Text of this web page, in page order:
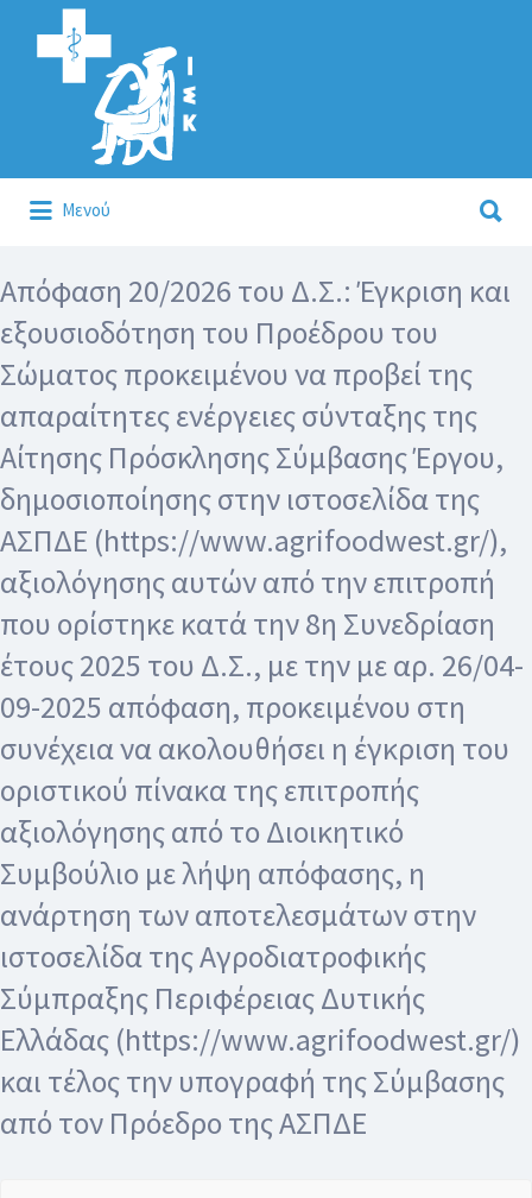
Αναζήτηση
για:
Μενού
για:
Απόφαση 20/2026 του Δ.Σ.: Έγκριση και
εξουσιοδότηση του Προέδρου του
Σώματος προκειμένου να προβεί της
απαραίτητες ενέργειες σύνταξης της
Αίτησης Πρόσκλησης Σύμβασης Έργου,
δημοσιοποίησης στην ιστοσελίδα της
ΑΣΠΔΕ (https://www.agrifoodwest.gr/),
αξιολόγησης αυτών από την επιτροπή
που ορίστηκε κατά την 8η Συνεδρίαση
έτους 2025 του Δ.Σ., με την με αρ. 26/04-
09-2025 απόφαση, προκειμένου στη
συνέχεια να ακολουθήσει η έγκριση του
οριστικού πίνακα της επιτροπής
αξιολόγησης από το Διοικητικό
Συμβούλιο με λήψη απόφασης, η
ανάρτηση των αποτελεσμάτων στην
ιστοσελίδα της Αγροδιατροφικής
Σύμπραξης Περιφέρειας Δυτικής
Ελλάδας (https://www.agrifoodwest.gr/)
και τέλος την υπογραφή της Σύμβασης
από τον Πρόεδρο της ΑΣΠΔΕ